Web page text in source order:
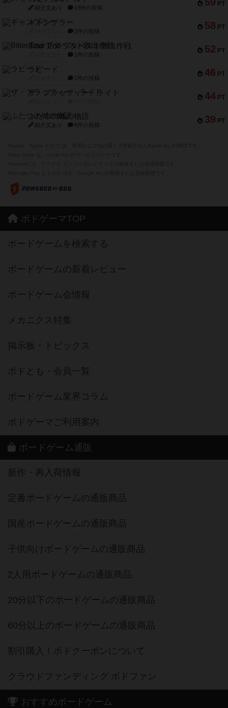
PT
紹介文あり 13件の投稿
58 PT
ギャンブラー
2件の投稿
52 PT
Bitter End ブタペスト救出作戦
1件の投稿
46 PT
ラピード
1件の投稿
44 PT
ザ・フラッフィー・ライト
39 PT
ふたつの城の物語
紹介文あり 6件の投稿
ボドゲーマTOP
ボードゲームを検索する
ボードゲームの新着レビュー
ボードゲーム会情報
メカニクス特集
掲示板・トピックス
ボドとも・会員一覧
ボードゲーム業界コラム
ボドゲーマご利用案内
ボードゲーム通販
新作・再入荷情報
定番ボードゲームの通販商品
国産ボードゲームの通販商品
子供向けボードゲームの通販商品
2人用ボードゲームの通販商品
20分以下のボードゲームの通販商品
60分以上のボードゲームの通販商品
割引購入！ボドクーポンについて
クラウドファンディング ボドファン
おすすめボードゲーム